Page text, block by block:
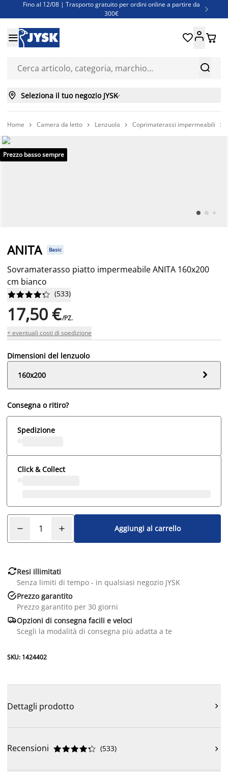
Fino al 12/08 | Trasporto gratuito per ordini online a partire da
300€

Super offerte d'estate | Oltre 1.500 articoli fino al 70%
Finanziamenti - Scegli il piano di rimborso più adatto a te


 
 Seleziona il tuo negozio JYSK
Home  Camera da letto  Lenzuola  Coprimaterassi impermeabili 
Prezzo basso sempre
ANITA Basic
Sovramaterasso piatto impermeabile ANITA 160x200
cm bianco





 (533)
17,50 €/PZ.
+ eventuali costi di spedizione
Dimensioni del lenzuolo
160x200

Consegna o ritiro?
Spedizione
Click & Collect
Aggiungi al carrello
Resi illimitati
Senza limiti di tempo - in qualsiasi negozio JYSK
Prezzo garantito
Prezzo garantito per 30 giorni
Opzioni di consegna facili e veloci
Scegli la modalità di consegna più adatta a te
SKU: 1424402
Dettagli prodotto 
Recensioni 




 (533) 